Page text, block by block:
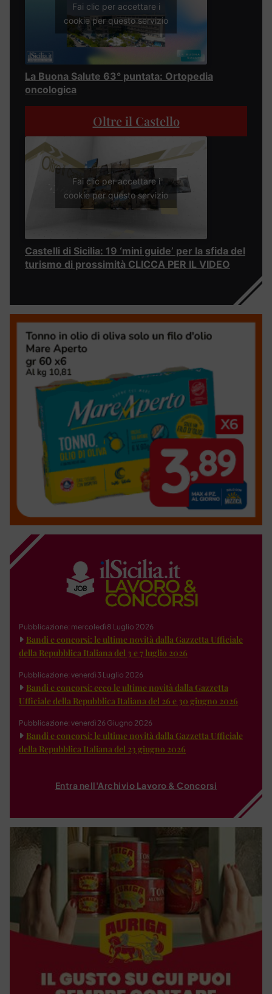
Fai clic per accettare i
cookie per questo servizio
La Buona Salute 63° puntata: Ortopedia
oncologica
Oltre il Castello
Fai clic per accettare i
cookie per questo servizio
Castelli di Sicilia: 19 ‘mini guide’ per la sfida del
turismo di prossimità CLICCA PER IL VIDEO
Pubblicazione: mercoledì 8 Luglio 2026
Bandi e concorsi: le ultime novità dalla Gazzetta Ufficiale
della Repubblica Italiana del 3 e 7 luglio 2026
Pubblicazione: venerdì 3 Luglio 2026
Bandi e concorsi: ecco le ultime novità dalla Gazzetta
Ufficiale della Repubblica Italiana del 26 e 30 giugno 2026
Pubblicazione: venerdì 26 Giugno 2026
Bandi e concorsi: le ultime novità dalla Gazzetta Ufficiale
della Repubblica Italiana del 23 giugno 2026
Entra nell'Archivio Lavoro & Concorsi